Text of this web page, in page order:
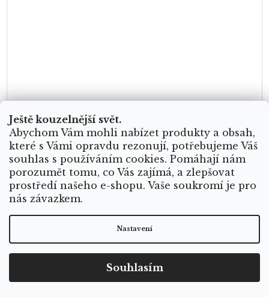
Ještě kouzelnější svět.
Abychom Vám mohli nabízet produkty a obsah,
které s Vámi opravdu rezonují, potřebujeme Váš
souhlas s používáním cookies. Pomáhají nám
porozumět tomu, co Vás zajímá, a zlepšovat
prostředí našeho e-shopu. Vaše soukromí je pro
nás závazkem.
Nastavení
Souhlasím